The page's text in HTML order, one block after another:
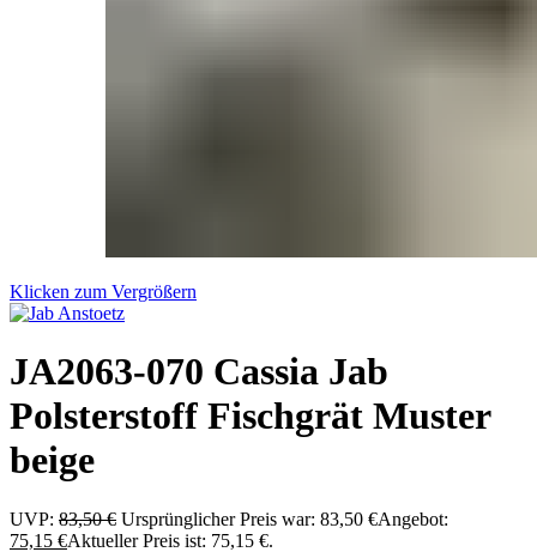
Klicken zum Vergrößern
JA2063-070 Cassia Jab
Polsterstoff Fischgrät Muster
beige
UVP: 83,50€ Ursprünglicher Preis war: 83,50 €Angebot:
75,15 €Aktueller Preis ist: 75,15 €.